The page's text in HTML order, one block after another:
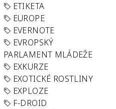
ETIKETA
EUROPE
EVERNOTE
EVROPSKÝ
PARLAMENT MLÁDEŽE
EXKURZE
EXOTICKÉ ROSTLINY
EXPLOZE
F-DROID